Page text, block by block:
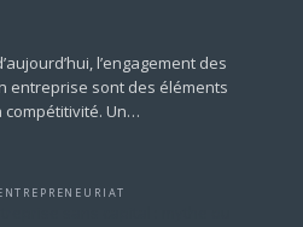
l’engagement des
entreprise sont des éléments
compétitivité. Un…